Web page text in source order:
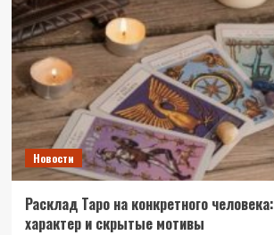
Новости
Расклад Таро на конкретного
характер и скрытые мотивы